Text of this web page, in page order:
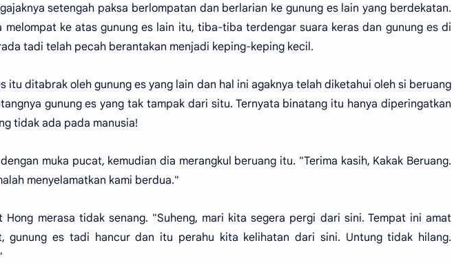
setengah paksa berlompatan dan berlarian ke gunung es lain yang berdekatan.
melompat ke atas gunung es lain itu, tiba-tiba terdengar suara keras dan gunung es di
tadi telah pecah berantakan menjadi keping-keping kecil.
itu ditabrak oleh gunung es yang lain dan hal ini agaknya telah diketahui oleh si beruang
gunung es yang tak tampak dari situ. Ternyata binatang itu hanya diperingatkan
tidak ada pada manusia!
muka pucat, kemudian dia merangkul beruang itu. "Terima kasih, Kakak Beruang.
menyelamatkan kami berdua."
Hong merasa tidak senang. "Suheng, mari kita segera pergi dari sini. Tempat ini amat
gunung es tadi hancur dan itu perahu kita kelihatan dari sini. Untung tidak hilang.